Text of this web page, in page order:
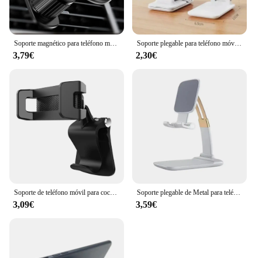
Soporte magnético para teléfono móvil de coche, soporte magnético para GPS, Macsafe, iPhone 15, 14, 13, 12, Samsung, Xiaomi
3,79€
Soporte plegable para teléfono móvil, mesa de montaje de escritorio para tableta, Flexible y ajustable, soporte perezoso en vivo para todos los teléfonos
2,30€
Soporte de teléfono móvil para cochecito de bebé, abrazadera giratoria Universal 360, soporte de teléfono para bicicleta, GPS
3,09€
Soporte plegable de Metal para teléfono móvil, soporte para iPad, iPhone 15, 14, 13, 12, tableta, escritorio, soporte para teléfono móvil
3,59€